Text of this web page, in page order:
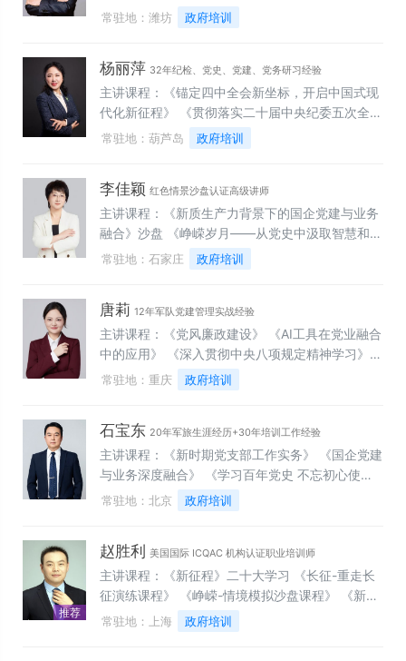
健康、职工思想工作》
核满分实战技巧》——党业一体化的基础 《党支部
教育管理监督党员关键场景模拟训练》——党业一
计》——党业一体化的条件 《国企党业（融合）一
体化理论与实战创新要点》——党业一体化的方法
《企业党建品牌建设优化与高绩效输出载体运用训
练》——党业一体化的载体 《党支部书记工作方法
与领导艺术》——党业一体化的灵魂 《国企管理者
常驻地：潍坊 政府培训
杨丽萍 32年纪检、党史、党建、党务研习经验
主讲课程：《锚定四中全会新坐标，开启中国式现
代化新征程》 《贯彻落实二十届中央纪委五次全会
精神，做好2026年纪检全面工作》 《突出“三个方
面”重点，做好政治监督“三化，实现”监督全覆盖》
做好廉洁风险防控》 《严格处置问题线索，把握办
案技巧，提升审查审理水平》 《抓好“五个环节”的
入脑入心教育，打造廉洁文化》 《破解“两张皮”实
现“一盘棋”，退动党建与业务工作深度融合》 《规
范党建基础工作，打造“示范”党支部，不断提升党
常驻地：葫芦岛 政府培训
李佳颖 红色情景沙盘认证高级讲师
主讲课程：《新质生产力背景下的国企党建与业务
融合》沙盘 《峥嵘岁月——从党史中汲取智慧和力
量》沙盘 《新长征再出发——坚定理想信念，走好
新长征路》沙盘 《筑牢堡垒——新时代党务工作实
部门沟通协作与冲突管理》沙盘 《360情境领导力
——适应多变环境的领导智慧》沙盘 《运筹帷幄·
未战先赢——企业全面经营管理与创新》沙盘 《决
战市场·营销致胜——打造销售铁军》沙盘
常驻地：石家庄 政府培训
唐莉 12年军队党建管理实战经验
主讲课程：《党风廉政建设》 《AI工具在党业融合
中的应用》 《深入贯彻中央八项规定精神学习》
《新时代党支部书记能力素质提升》 《习近平文化
思想与企业党建品牌创建》 《用“党建+”推进国央
规划——让红色信仰照亮职业成长之路》
常驻地：重庆 政府培训
石宝东 20年军旅生涯经历+30年培训工作经验
主讲课程：《新时期党支部工作实务》 《国企党建
与业务深度融合》 《学习百年党史 不忘初心使
命》 《重走长征路——新时代新征程》 《党的二
十届三中全会精神解读》 《新时代国有企业党建工
例》 《新时代纪检干部业务能力提升与党风廉政建
设》
常驻地：北京 政府培训
推荐
赵胜利 美国国际 ICQAC 机构认证职业培训师
主讲课程：《新征程》二十大学习 《长征-重走长
征演练课程》​ 《峥嵘-情境模拟沙盘课程》 《新时
代》领航新时代 《党史-百年党史足迹课程》 《党
史-百年党史足迹课程》​
常驻地：上海 政府培训